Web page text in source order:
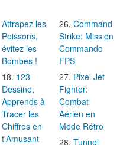
Attrapez les
Poissons,
évitez les
Bombes !
123
Dessine:
Apprends à
Tracer les
Chiffres en
t'Amusant
Command
Strike: Mission
Commando
FPS
Pixel Jet
Fighter:
Combat
Aérien en
Mode Rétro
Tunnel